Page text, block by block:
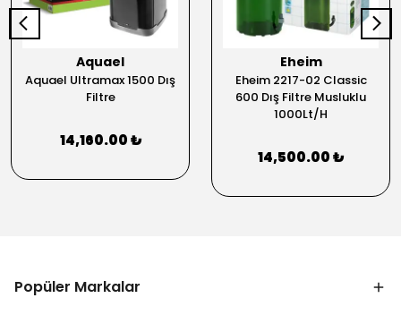
Aquael
Aquael Ultramax 1500 Dış
Filtre
14,160.00 ₺
Eheim
Eheim 2217-02 Classic
600 Dış Filtre Musluklu
1000Lt/H
14,500.00 ₺
Popüler Markalar